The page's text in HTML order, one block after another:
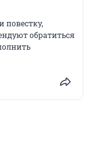
повестку,
обратиться